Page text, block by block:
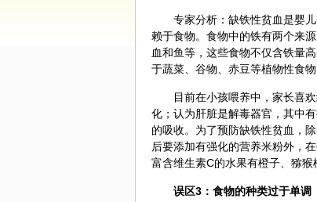
专家分析：缺铁性贫血是婴
赖于食物。食物中的铁有两个来
血和鱼等，这些食物不仅含铁量
于蔬菜、谷物、赤豆等植物性食物
目前在小孩喂养中，家长喜
化；认为肝脏是解毒器官，其中
的吸收。为了预防缺铁性贫血，
后要添加有强化的营养米粉外，
富含维生素C的水果有橙子、猕猴
误区3：食物的种类过于单调